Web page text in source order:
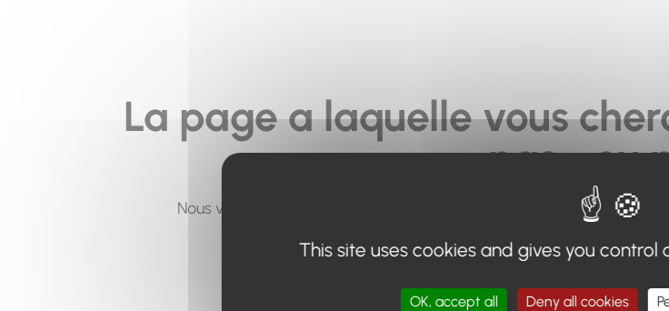
La page a laquelle vous
pas... ou
Nous vous invitons à utiliser le moteur de recherche en haut de
Retour à l'accueil
This site uses cookies and gives you
OK, accept all Deny all cookies